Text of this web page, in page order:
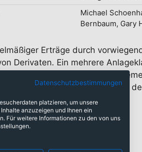
Michael
Bernbaum, Gary
Erträge durch
Derivaten. Ein mehrere
von JPMorgan Asset
Anlageverwalter auf der Ebene
Datenschutzbestimmungen
platzieren, um unsere
anzuzeigen und Ihnen ein
Für weitere Informationen zu den von uns